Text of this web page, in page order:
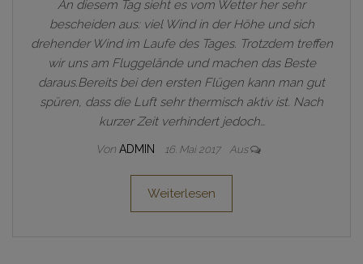
An diesem Tag sieht es vom Wetter her sehr
bescheiden aus: viel Wind in der Höhe und sich
drehender Wind im Laufe des Tages. Trotzdem treffen
wir uns am Fluggelände und machen das Beste
daraus.Bereits bei den ersten Flügen kann man gut
spüren, dass die Luft sehr thermisch aktiv ist. Nach
kurzer Zeit verhindert jedoch…
Von ADMIN 16. Mai 2017 Aus
Weiterlesen